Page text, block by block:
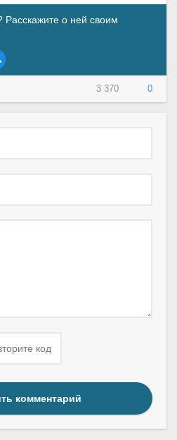
Расскажите о ней своим
3 370 0
комментарий